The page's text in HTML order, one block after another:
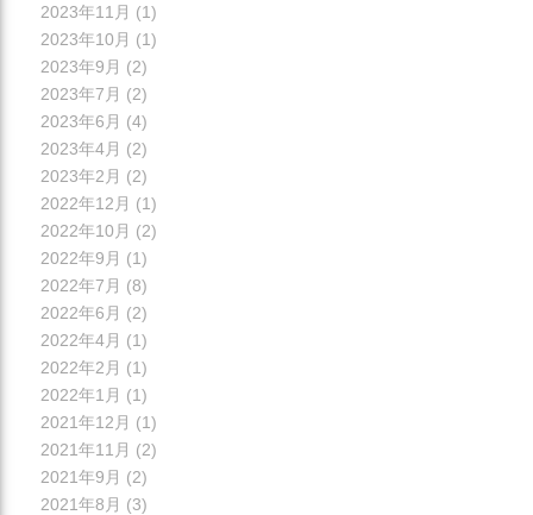
2023年11月 (1)
2023年10月 (1)
2023年9月 (2)
2023年7月 (2)
2023年6月 (4)
2023年4月 (2)
2023年2月 (2)
2022年12月 (1)
2022年10月 (2)
2022年9月 (1)
2022年7月 (8)
2022年6月 (2)
2022年4月 (1)
2022年2月 (1)
2022年1月 (1)
2021年12月 (1)
2021年11月 (2)
2021年9月 (2)
2021年8月 (3)